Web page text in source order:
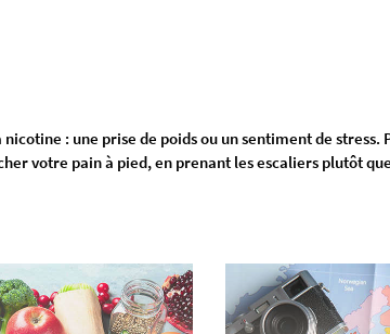
: une prise de poids ou un sentiment de
votre pain à pied, en prenant les escaliers plutôt